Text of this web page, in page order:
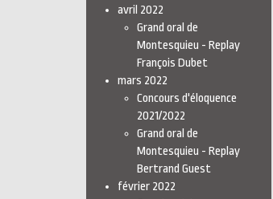
avril 2022
Grand oral de
Montesquieu - Replay
François Dubet
mars 2022
Concours d'éloquence
2021/2022
Grand oral de
Montesquieu - Replay
Bertrand Guest
février 2022